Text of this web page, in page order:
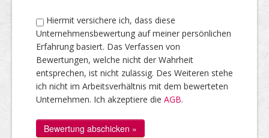
Hiermit versichere ich, dass diese
Unternehmensbewertung auf meiner persönlichen
Erfahrung basiert. Das Verfassen von
Bewertungen, welche nicht der Wahrheit
entsprechen, ist nicht zulässig. Des Weiteren stehe
ich nicht im Arbeitsverhältnis mit dem bewerteten
Unternehmen. Ich akzeptiere die AGB.